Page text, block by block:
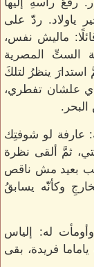
ياولاد. ردّّ على
ماليش نفس،
الستِّ المصرية
ينظرُ لتلكَ
علشان تفطري،
عارفة لو شوفتِك
ثمَّ ألقى نظرة
بعيد مش ناقص
وكأنّّه يسابقُ
له: إلياس
فريدة، بقى